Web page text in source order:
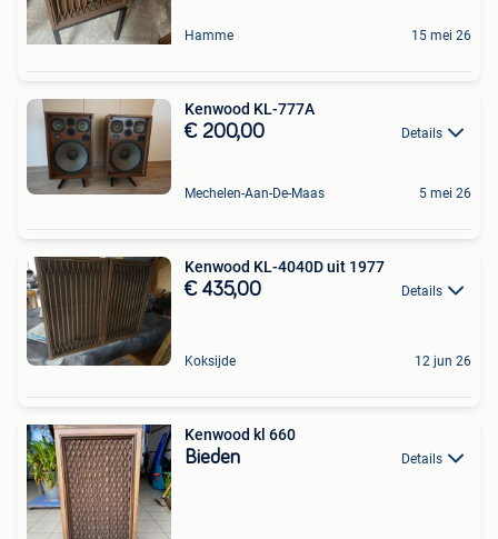
Hamme 15 mei 26
Kenwood KL-777A
€ 200,00 Details
Mechelen-Aan-De-Maas 5 mei 26
Kenwood KL-4040D uit 1977
€ 435,00 Details
Koksijde 12 jun 26
Kenwood kl 660
Bieden Details